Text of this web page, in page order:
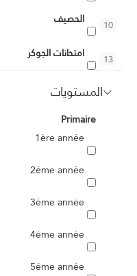
الحصيف 10
امتحانات الجوكر 13
Eco-Gestion 7
Exceller et Possible
المستويات
Primaire
1ère année
2éme année
3éme année
4éme année
5éme année